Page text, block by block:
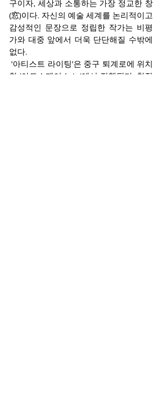
구이자, 세상과 소통하는 가장 정교한 창
(窓)이다. 자신의 예술 세계를 논리적이고
감성적인 문장으로 정립한 작가는 비평
가와 대중 앞에서 더욱 단단해질 수밖에
없다.
한 '아트스페이스 노'에서 진행된다. 창작